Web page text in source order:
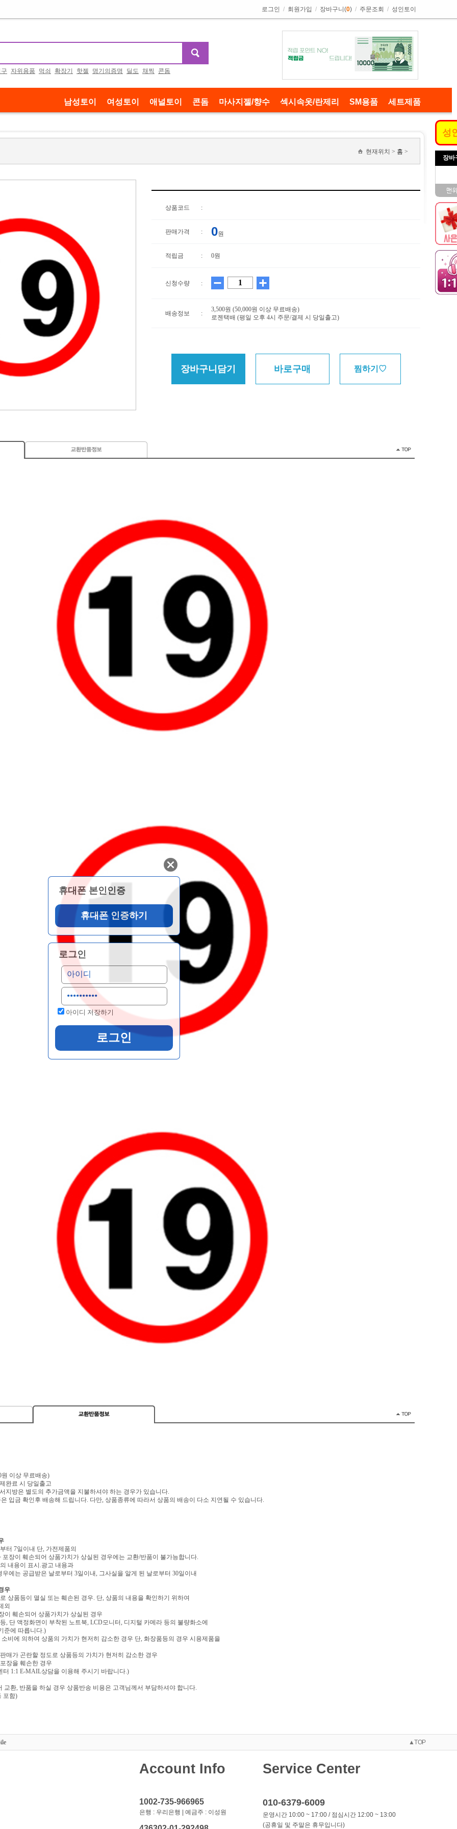
휴대폰 본인인증
로그인
아이디 저장하기
로그인 / 회원가입 / 장바구니(0) / 주문조회 / 성인토이
자위용품 먹쇠 확장기 핫젤 명기의증명 딜도 채찍 콘돔
남성토이 여성토이 애널토이 콘돔 마사지젤/향수 섹시속옷/란제리 SM용품 세트제품
현재위치 > 홈 >
상품코드 :
판매가격 : 0원
적립금 : 0원
신청수량 :
배송정보 :
3,500원 (50,000원 이상 무료배송)
로젠택배 (평일 오후 4시 주문/결제 시 당일출고)
원 이상 무료배송)
완료 시 당일출고
지방은 별도의 추가금액을 지불하셔야 하는 경우가 있습니다.
입금 확인후 배송해 드립니다. 다만, 상품종류에 따라서 상품의 배송이 다소 지연될 수 있습니다.
터 7일이내 단, 가전제품의
장이 훼손되어 상품가치가 상실된 경우에는 교환/반품이 불가능합니다.
내용이 표시.광고 내용과
에는 공급받은 날로부터 3일이내, 그사실을 알게 된 날로부터 30일이내
우
상품등이 멸실 또는 훼손된 경우. 단, 상품의 내용을 확인하기 위하여
외
이 훼손되어 상품가치가 상실된 경우
, 단 액정화면이 부착된 노트북, LCD모니터, 디지털 카메라 등의 불량화소에
준에 따릅니다.)
비에 의하여 상품의 가치가 현저히 감소한 경우 단, 화장품등의 경우 시용제품을
매가 곤란할 정도로 상품등의 가치가 현저히 감소한 경우
장을 훼손한 경우
터 1:1 E-MAIL상담을 이용해 주시기 바랍니다.)
환, 반품을 하실 경우 상품반송 비용은 고객님께서 부담하셔야 합니다.
포함)
▲TOP
Account Info
1002-735-966965
은행 : 우리은행 | 예금주 : 이성원
Service Center
010-6379-6009
운영시간 10:00 ~ 17:00 / 점심시간 12:00 ~ 13:00
(공휴일 및 주말은 휴무입니다)
성
장바